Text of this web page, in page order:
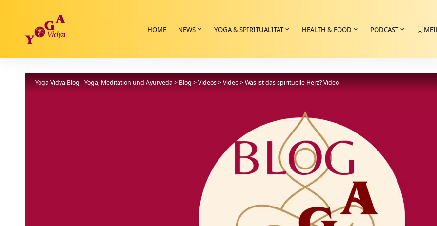
HOME NEWS YOGA & SPIRITUALITÄT HEALTH & FOOD PODCAST
Yoga Vidya Blog - Yoga, Meditation und Ayurveda > Blog >Videos>Video>Was ist das spirituelle Herz? Video